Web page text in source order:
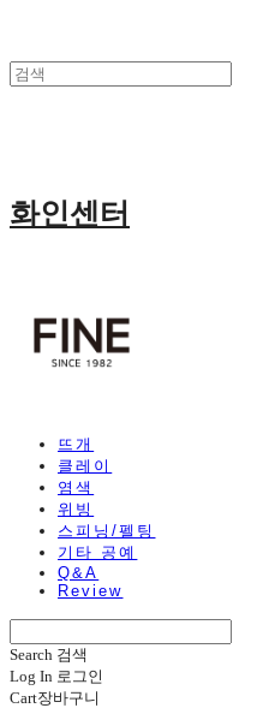
화인센터
뜨개
클레이
염색
위빙
스피닝/펠팅
기타 공예
Q&A
Review
Search 검색
Log In 로그인
Cart장바구니